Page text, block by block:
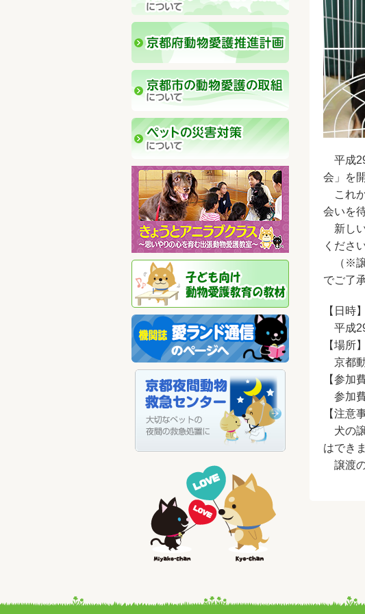
平成
会」を
これか
会いを
新し
くださ
（※譲
でご了
【日時】
平成
【場所】
京都動
【参加
参加費
【注意
犬の譲
はでき
譲渡